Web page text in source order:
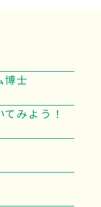
博士
みよう！